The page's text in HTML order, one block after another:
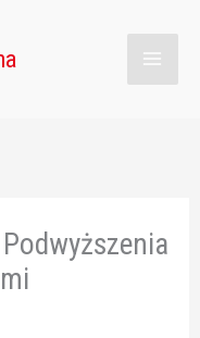
Main